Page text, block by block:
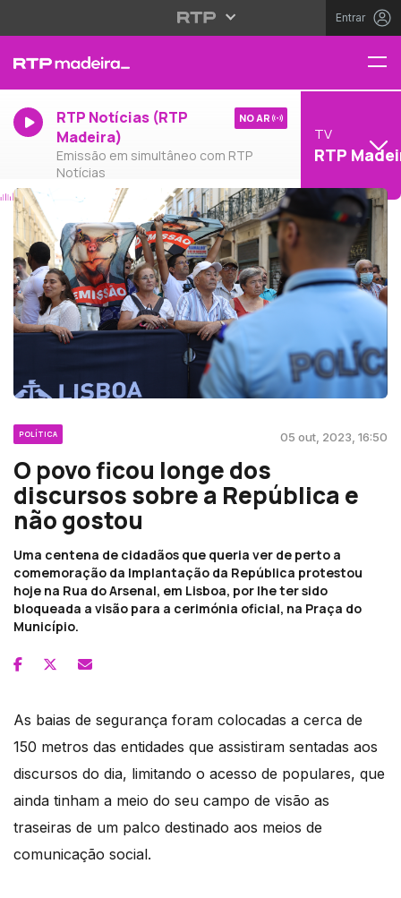
Entrar
RTP Notícias (RTP
Madeira)
Emissão em simultâneo com RTP
Notícias
NO AR
TV
RTP
POLÍTICA 05 out, 2023, 16:50
O povo ficou longe dos
discursos sobre a República e
não gostou
Uma centena de cidadãos que queria ver de perto a
comemoração da Implantação da República protestou
hoje na Rua do Arsenal, em Lisboa, por lhe ter sido
bloqueada a visão para a cerimónia oficial, na Praça do
Município.
As baias de segurança foram colocadas a cerca de
150 metros das entidades que assistiram sentadas aos
discursos do dia, limitando o acesso de populares, que
ainda tinham a meio do seu campo de visão as
traseiras de um palco destinado aos meios de
comunicação social.